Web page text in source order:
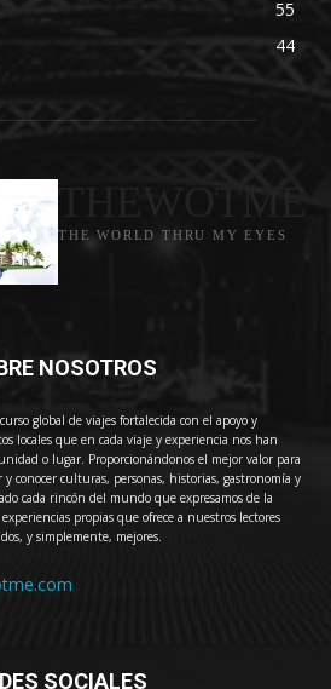
55
44
THE WORLD THRU MY EYES
NOSOTROS
global de viajes fortalecida con el apoyo y
locales que en cada viaje y experiencia nos han
o lugar. Proporcionándonos el mejor valor para
conocer culturas, personas, historias, gastronomía y
cada rincón del mundo que expresamos de la
propias que ofrece a nuestros lectores
y simplemente, mejores.
SOCIALES